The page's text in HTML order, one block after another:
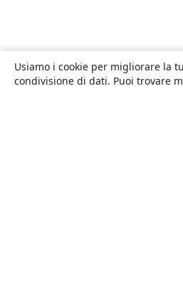
Usiamo i cookie per migliorare la
condivisione di dati. Puoi trovare